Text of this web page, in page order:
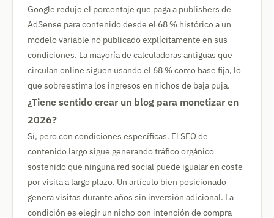
Google redujo el porcentaje que paga a publishers de
AdSense para contenido desde el 68 % histórico a un
modelo variable no publicado explícitamente en sus
condiciones. La mayoría de calculadoras antiguas que
circulan online siguen usando el 68 % como base fija, lo
que sobreestima los ingresos en nichos de baja puja.
¿Tiene sentido crear un blog para monetizar en
2026?
Sí, pero con condiciones específicas. El SEO de
contenido largo sigue generando tráfico orgánico
sostenido que ninguna red social puede igualar en coste
por visita a largo plazo. Un artículo bien posicionado
genera visitas durante años sin inversión adicional. La
condición es elegir un nicho con intención de compra